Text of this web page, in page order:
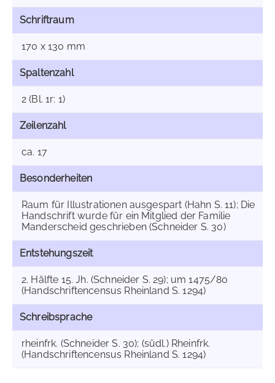
Schriftraum
170 x 130 mm
Spaltenzahl
2 (Bl. 1r: 1)
Zeilenzahl
ca. 17
Besonderheiten
Raum für Illustrationen ausgespart (Hahn S. 11); Die
Handschrift wurde für ein Mitglied der Familie
Manderscheid geschrieben (Schneider S. 30)
Entstehungszeit
2. Hälfte 15. Jh. (Schneider S. 29); um 1475/80
(Handschriftencensus Rheinland S. 1294)
Schreibsprache
rheinfrk. (Schneider S. 30); (südl.) Rheinfrk.
(Handschriftencensus Rheinland S. 1294)